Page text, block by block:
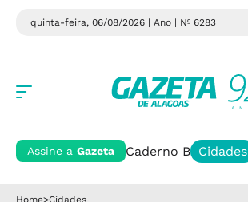
quinta-feira, 06/08/2026 | Ano | Nº 6283
Assine a Gazeta Caderno B Cidades
Home>Cidades